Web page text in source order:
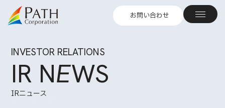
お問い合わせ
INVESTOR RELATIONS
IR NEWS
IRニュース